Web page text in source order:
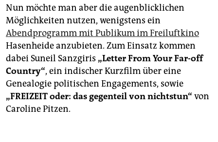
Nun möchte man aber die augenblicklichen
Möglichkeiten nutzen, wenigstens ein
Abendprogramm mit Publikum im Freiluftkino
Hasenheide anzubieten. Zum Einsatz kommen
dabei Suneil Sanzgiris „Letter From Your Far-off
Country“, ein indischer Kurzfilm über eine
Genealogie politischen Engagements, sowie
„FREIZEIT oder: das gegenteil von nichtstun“ von
Caroline Pitzen.